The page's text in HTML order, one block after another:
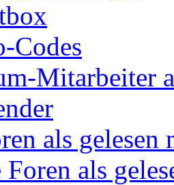
Codes
Mitarbeiter
als gelesen
als